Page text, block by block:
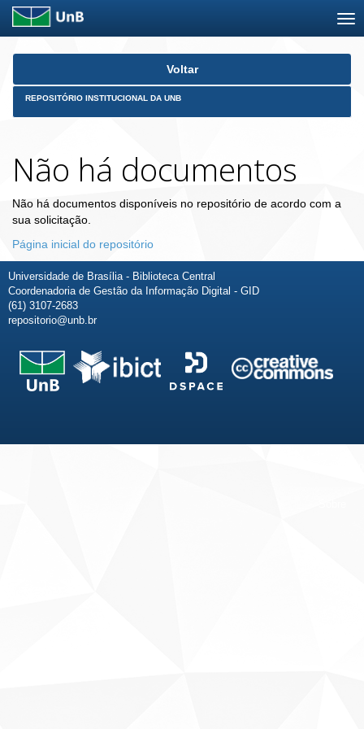
Skip
Voltar
REPOSITÓRIO INSTITUCIONAL DA UNB
Não há documentos
Não há documentos disponíveis no repositório de acordo com a
sua solicitação.
Página inicial do repositório
Universidade de Brasília - Biblioteca Central
Coordenadoria de Gestão da Informação Digital - GID
(61) 3107-2683
repositorio@unb.br